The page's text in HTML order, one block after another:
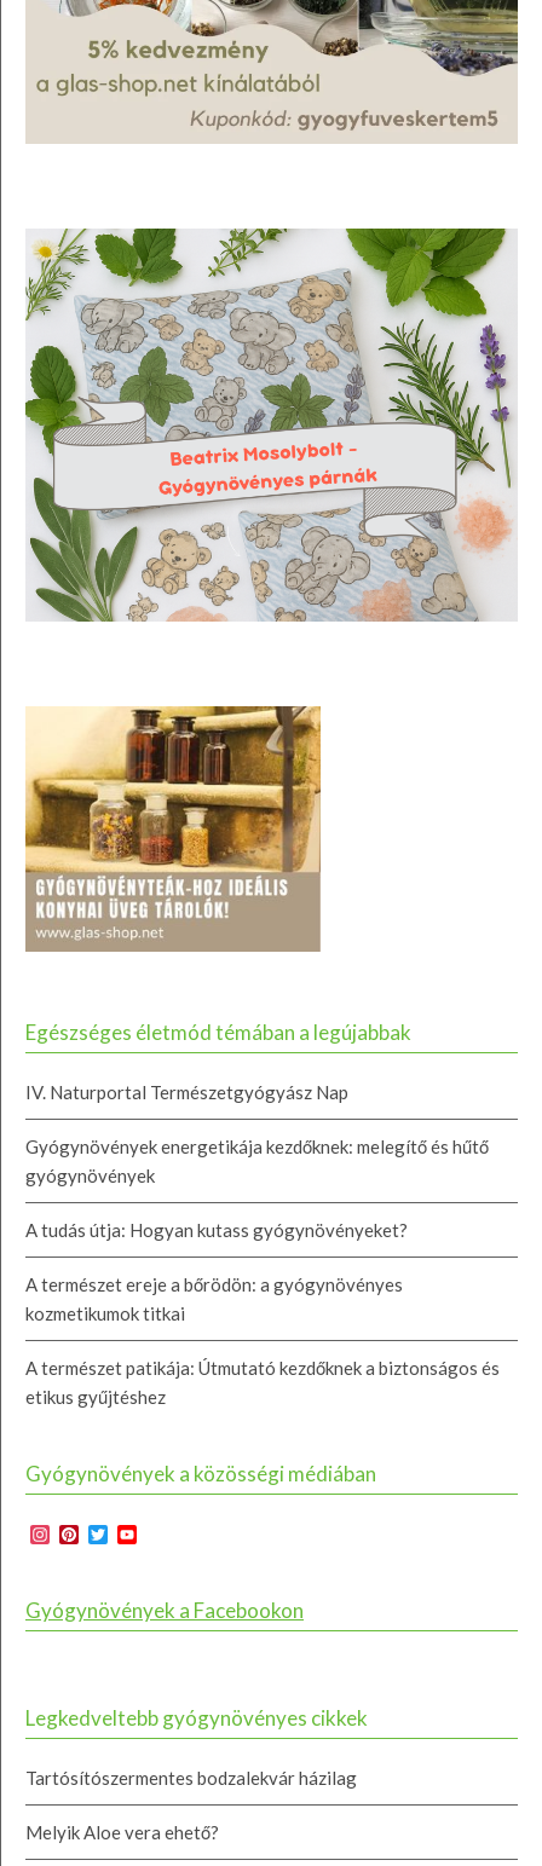
Egészséges életmód témában a legújabbak
IV. Naturportal Természetgyógyász Nap
Gyógynövények energetikája kezdőknek: melegítő és hűtő
gyógynövények
A tudás útja: Hogyan kutass gyógynövényeket?
A természet ereje a bőrödön: a gyógynövényes
kozmetikumok titkai
A természet patikája: Útmutató kezdőknek a biztonságos és
etikus gyűjtéshez
Gyógynövények a közösségi médiában
Instagram
Pinterest
Twitter
Gyógynövények a Facebookon
Legkedveltebb gyógynövényes cikkek
Tartósítószermentes bodzalekvár házilag
Melyik Aloe vera ehető?